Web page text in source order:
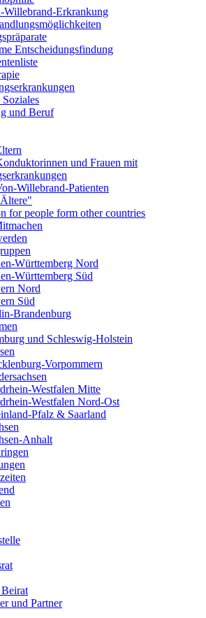
Willebrand-Erkrankung
Entscheidungsfindung
und Beruf
und Frauen mit
Willebrand-Patienten
for people form other countries
Württemberg Nord
Württemberg Süd
Nord
Süd
Brandenburg
und Schleswig-Holstein
Vorpommern
Westfalen Mitte
Westfalen Nord-Ost
Pfalz & Saarland
Anhalt
und Partner